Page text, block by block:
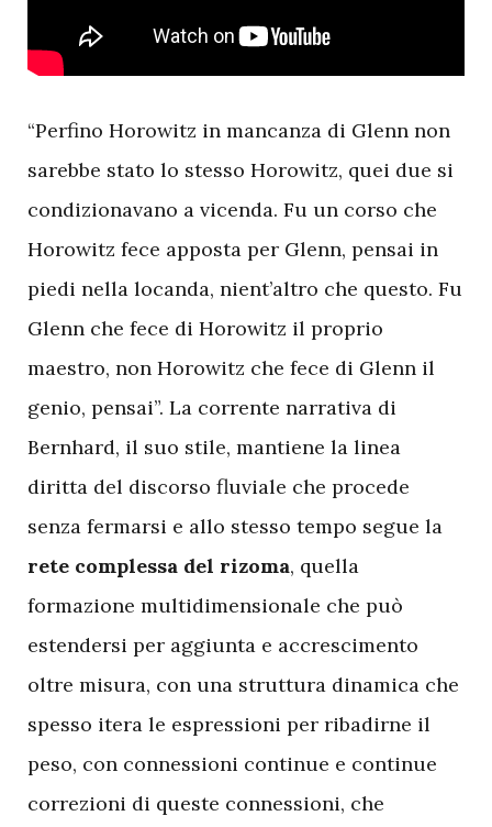
“Perfino Horowitz in mancanza di Glenn non
sarebbe stato lo stesso Horowitz, quei due si
condizionavano a vicenda. Fu un corso che
Horowitz fece apposta per Glenn, pensai in
piedi nella locanda, nient’altro che questo. Fu
Glenn che fece di Horowitz il proprio
maestro, non Horowitz che fece di Glenn il
genio, pensai”. La corrente narrativa di
Bernhard, il suo stile, mantiene la linea
diritta del discorso fluviale che procede
senza fermarsi e allo stesso tempo segue la
rete complessa del rizoma, quella
formazione multidimensionale che può
estendersi per aggiunta e accrescimento
oltre misura, con una struttura dinamica che
spesso itera le espressioni per ribadirne il
peso, con connessioni continue e continue
correzioni di queste connessioni, che